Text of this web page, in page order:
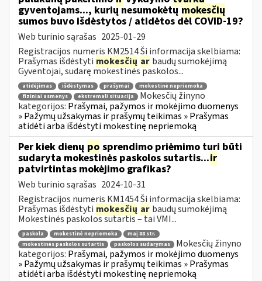
gyventojams..., kurių nesumokėtųmokesčių
sumos buvo išdėstytos / atidėtos dėl COVID-19?
Web turinio sąrašas 2025-01-29
Registracijos numeris KM2514 Ši informacija skelbiama:
Prašymas išdėstyti mokesčių ar baudų sumokėjimą
Gyventojai, sudarę mokestinės paskolos...
atidėjimas išdėstymas prašymai
mokestinė nepriemoka
fiziniai asmenys
ekstremali situacija
Mokesčių žinyno
kategorijos: Prašymai, pažymos ir mokėjimo duomenys
» Pažymų užsakymas ir prašymų teikimas » Prašymas
atidėti arba išdėstyti mokestinę nepriemoką
Per kiek dienų po sprendimo priėmimo turi būti
sudaryta mokestinės paskolos sutartis...ir
patvirtintas mokėjimo grafikas?
Web turinio sąrašas 2024-10-31
Registracijos numeris KM1454 Ši informacija skelbiama:
Prašymas išdėstyti mokesčių ar baudų sumokėjimą
Mokestinės paskolos sutartis – tai VMI...
paskola mokestinė nepriemoka
maį 88 str.
mokestinės paskolos sutartis
paskolos sudarymas
Mokesčių žinyno
kategorijos: Prašymai, pažymos ir mokėjimo duomenys
» Pažymų užsakymas ir prašymų teikimas » Prašymas
atidėti arba išdėstyti mokestinę nepriemoką